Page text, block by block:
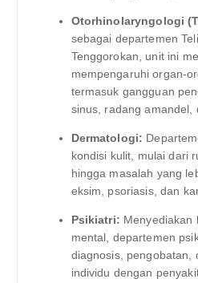
Otorhinolaryngologi
sebagai departemen
Tenggorokan, unit ini
mempengaruhi organ-
termasuk gangguan
sinus, radang amandel,
Dermatologi:
kondisi kulit, mulai dari
hingga masalah yang
eksim, psoriasis, dan
Psikiatri: Menyediakan
mental, departemen
diagnosis, pengobatan,
individu dengan